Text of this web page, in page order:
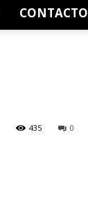
CONTACTO
0
435